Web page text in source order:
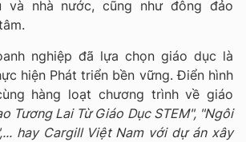
và nhà nước, cũng như đông đảo
nghiệp đã lựa chọn giáo dục là
hiện Phát triển bền vững. Điển hình
hàng loạt chương trình về giáo
Tương Lai TừGiáo DụcSTEM", "Ngôi
hay Cargill Việt Nam với dự án xây